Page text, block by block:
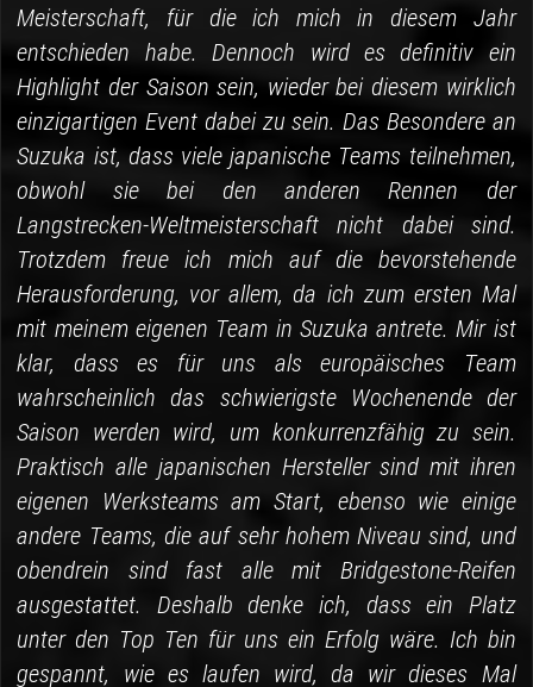
Meisterschaft, für die ich mich in diesem Jahr
entschieden habe. Dennoch wird es definitiv ein
Highlight der Saison sein, wieder bei diesem wirklich
einzigartigen Event dabei zu sein. Das Besondere an
Suzuka ist, dass viele japanische Teams teilnehmen,
obwohl sie bei den anderen Rennen der
Langstrecken-Weltmeisterschaft nicht dabei sind.
Trotzdem freue ich mich auf die bevorstehende
Herausforderung, vor allem, da ich zum ersten Mal
mit meinem eigenen Team in Suzuka antrete. Mir ist
klar, dass es für uns als europäisches Team
wahrscheinlich das schwierigste Wochenende der
Saison werden wird, um konkurrenzfähig zu sein.
Praktisch alle japanischen Hersteller sind mit ihren
eigenen Werksteams am Start, ebenso wie einige
andere Teams, die auf sehr hohem Niveau sind, und
obendrein sind fast alle mit Bridgestone-Reifen
ausgestattet. Deshalb denke ich, dass ein Platz
unter den Top Ten für uns ein Erfolg wäre. Ich bin
gespannt, wie es laufen wird, da wir dieses Mal